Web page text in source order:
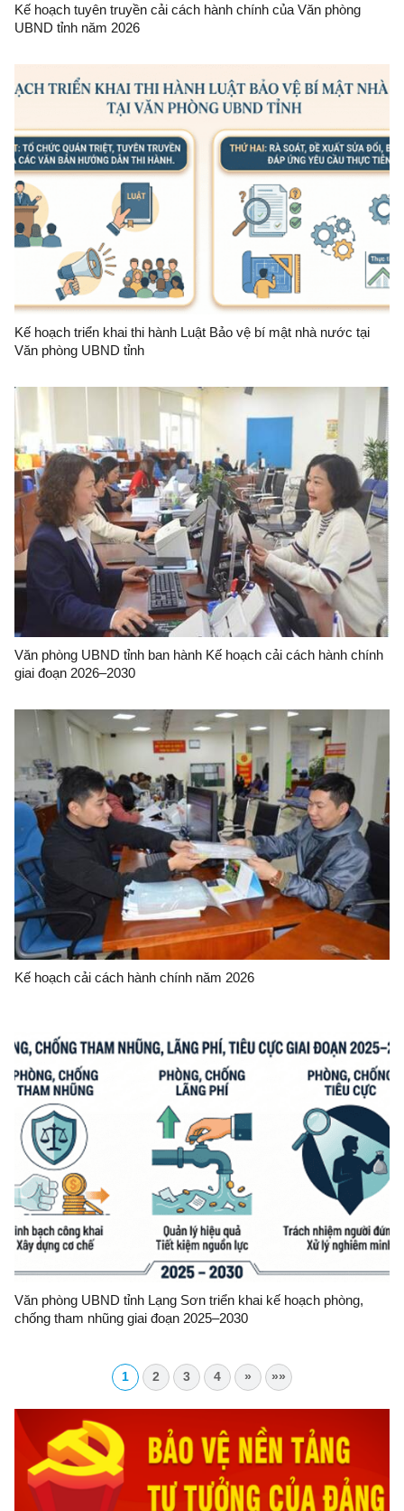
Kế hoạch tuyên truyền cải cách hành chính của Văn phòng
UBND tỉnh năm 2026
Kế hoạch triển khai thi hành Luật Bảo vệ bí mật nhà nước tại
Văn phòng UBND tỉnh
Văn phòng UBND tỉnh ban hành Kế hoạch cải cách hành chính
giai đoạn 2026–2030
Kế hoạch cải cách hành chính năm 2026
Văn phòng UBND tỉnh Lạng Sơn triển khai kế hoạch phòng,
chống tham nhũng giai đoạn 2025–2030
1 2 3 4 » »»